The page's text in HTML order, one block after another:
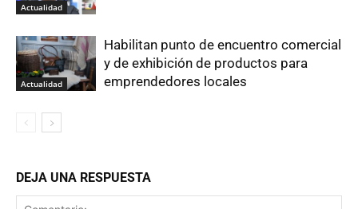
Actualidad
Actualidad
Habilitan punto de encuentro comercial
y de exhibición de productos para
emprendedores locales
DEJA UNA RESPUESTA